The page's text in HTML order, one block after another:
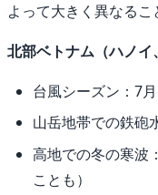
よって大きく異なるこ
北部ベトナム（ハノイ
台風シーズン：7
山岳地帯での鉄砲
高地での冬の寒波
ことも）